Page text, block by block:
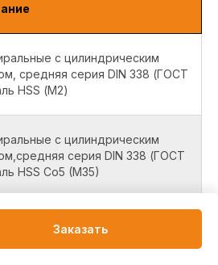
с цилиндрическим
средняя серия DIN 338 (ГОСТ
HSS (М2)
с цилиндрическим
серия DIN 338 (ГОСТ
HSS Co5 (M35)
с цилиндрическим
средняя серия DIN 338 (ГОСТ
HSS Co8 (M42)
Заказать